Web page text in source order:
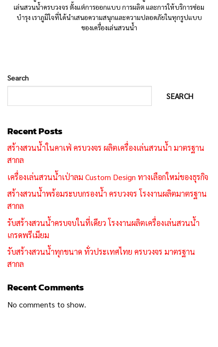
เล่นสวนน้ำครบวงจร ตั้งแต่การออกแบบ การผลิต และการให้บริการซ่อม
บำรุง เราภูมิใจที่ได้นำเสนอความสนุกและความปลอดภัยในทุกรูปแบบ
ของเครื่องเล่นสวนน้ำ
Search
SEARCH
Recent Posts
สร้างสวนน้ำในคาเฟ่ ครบวงจร ผลิตเครื่องเล่นสวนน้ำ มาตรฐาน
สากล
เครื่องเล่นสวนน้ำเป่าลม Custom Design ทางเลือกใหม่ของธุรกิจ
สร้างสวนน้ำพร้อมระบบกรองน้ำ ครบวงจร โรงงานผลิตมาตรฐาน
สากล
รับสร้างสวนน้ำครบจบในที่เดียว โรงงานผลิตเครื่องเล่นสวนน้ำ
เกรดพรีเมียม
รับสร้างสวนน้ำทุกขนาด ทั่วประเทศไทย ครบวงจร มาตรฐาน
สากล
Recent Comments
No comments to show.